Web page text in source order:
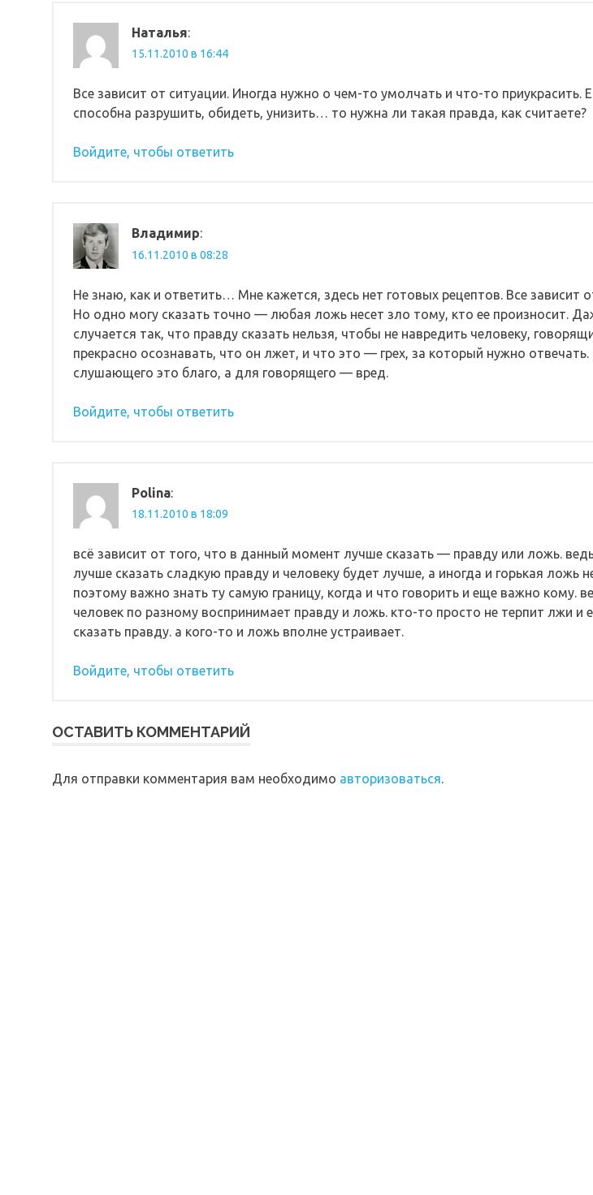
Наталья:
15.11.2010 в 16:44
Все зависит от ситуации. Иногда нужно о чем-то умолчать и что-то приукрасить.
способна разрушить, обидеть, унизить… то нужна ли такая правда, как считаете?
Войдите, чтобы ответить
Владимир:
16.11.2010 в 08:28
Не знаю, как и ответить… Мне кажется, здесь нет готовых рецептов. Все зависит
Но одно могу сказать точно — любая ложь несет зло тому, кто ее произносит.
случается так, что правду сказать нельзя, чтобы не навредить человеку,
прекрасно осознавать, что он лжет, и что это — грех, за который нужно
слушающего это благо, а для говорящего — вред.
Войдите, чтобы ответить
Polina:
18.11.2010 в 18:09
всё зависит от того, что в данный момент лучше сказать — правду или ложь.
лучше сказать сладкую правду и человеку будет лучше, а иногда и горькая ложь
поэтому важно знать ту самую границу, когда и что говорить и еще важно кому.
человек по разному воспринимает правду и ложь. кто-то просто не терпит лжи и
сказать правду. а кого-то и ложь вполне устраивает.
Войдите, чтобы ответить
ОСТАВИТЬ КОММЕНТАРИЙ
Для отправки комментария вам необходимо авторизоваться.